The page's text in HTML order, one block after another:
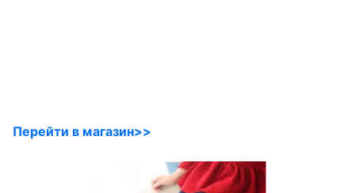
Перейти в магазин>>